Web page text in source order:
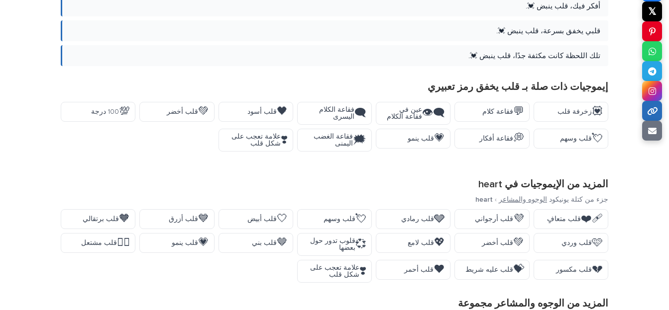
أفكر فيك، قلب ينبض 💓.
قلبي يخفق بسرعة، قلب ينبض 💓.
تلك اللحظة كانت مكثفة جدًا، قلب ينبض 💓.
إيموجيات ذات صلة بـ قلب يخفق رمز تعبيري
💟زخرفة قلب 💬فقاعة كلام 👁️‍🗨️عين في
فقاعة الكلام
🗨️فقاعة الكلام
اليسرى
🖤قلب أسود 💚قلب أخضر 💯100 درجة
💘قلب وسهم 💭فقاعة أفكار 💗قلب ينمو 🗯️فقاعة الغضب
اليمنى
❣️علامة تعجب على
شكل قلب
المزيد من الإيموجيات في heart
جزء من كتلة يونيكود الوجوه والمشاعر ›
heart
❤️‍🩹قلب متعافٍ 💜قلب أرجواني 🩶قلب رمادي 💘قلب وسهم 🤍قلب أبيض 💙قلب أزرق 🧡قلب برتقالي
🩷قلب وردي 💚قلب أخضر 💖قلب لامع 💞قلوب تدور حول
بعضها
🤎قلب بني 💗قلب ينمو ❤️‍🔥قلب مشتعل
💔قلب مكسور 💝قلب عليه شريط ❤️قلب أحمر ❣️علامة تعجب على
شكل قلب
المزيد من الوجوه والمشاعر مجموعة
𝕏